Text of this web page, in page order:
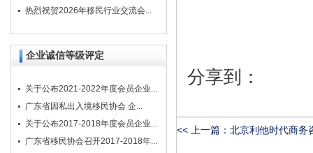
热烈祝贺2026年移民行业交流会...
企业诚信等级评定
关于公布2021-2022年度会员企业...
广东省因私出入境移民协会 企...
关于公布2017-2018年度会员企业...
广东省移民协会召开2017-2018年...
分享到：
<< 上一篇： 北京利他时代商务